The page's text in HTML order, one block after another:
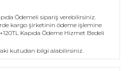
Ödemeli sipariş verebilirsiniz.
kargo şirketinin ödeme işlemine
Kapıda Ödeme Hizmet Bedeli
kutudan bilgi alabilirsiniz.